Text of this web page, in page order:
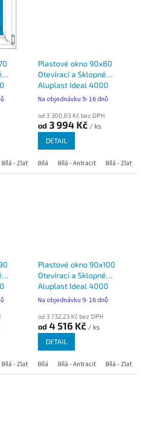
Bílá - Zlatý dub Bílá - Tmavý dub Bílá -
Plastové okno 90x80
Otevírací a Sklopné
Aluplast Ideal 4000
Na objednávku 9- 16 dnů
od 3 300,83 Kč bez DPH
od 3 994 Kč / ks
DETAIL
Bílá Bílá - Antracit Bílá - Zlatý
Bílá - Zlatý dub Bílá - Tmavý dub Bílá -
Plastové okno 90x100
Otevírací a Sklopné
Aluplast Ideal 4000
Na objednávku 9- 16 dnů
od 3 732,23 Kč bez DPH
od 4 516 Kč / ks
DETAIL
Bílá Bílá - Antracit Bílá - Zlatý